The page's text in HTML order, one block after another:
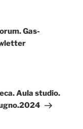
Gas-
Aula studio.